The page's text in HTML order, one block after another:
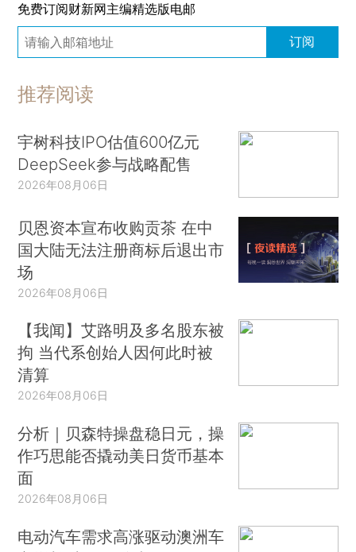
免费订阅财新网主编精选版电邮
订阅
推荐阅读
宇树科技IPO估值600亿元
DeepSeek参与战略配售
2026年08月06日
贝恩资本宣布收购贡茶 在中
国大陆无法注册商标后退出市
场
2026年08月06日
【我闻】艾路明及多名股东被
拘 当代系创始人因何此时被
清算
2026年08月06日
分析｜贝森特操盘稳日元，操
作巧思能否撬动美日货币基本
面
2026年08月06日
电动汽车需求高涨驱动澳洲车